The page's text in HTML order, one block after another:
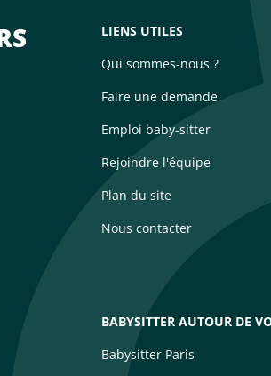
LIENS UTILES
Qui sommes-nous ?
Faire une demande
Emploi baby-sitter
Rejoindre l'équipe
Plan du site
Nous contacter
BABYSITTER AUTOUR DE
Babysitter Paris